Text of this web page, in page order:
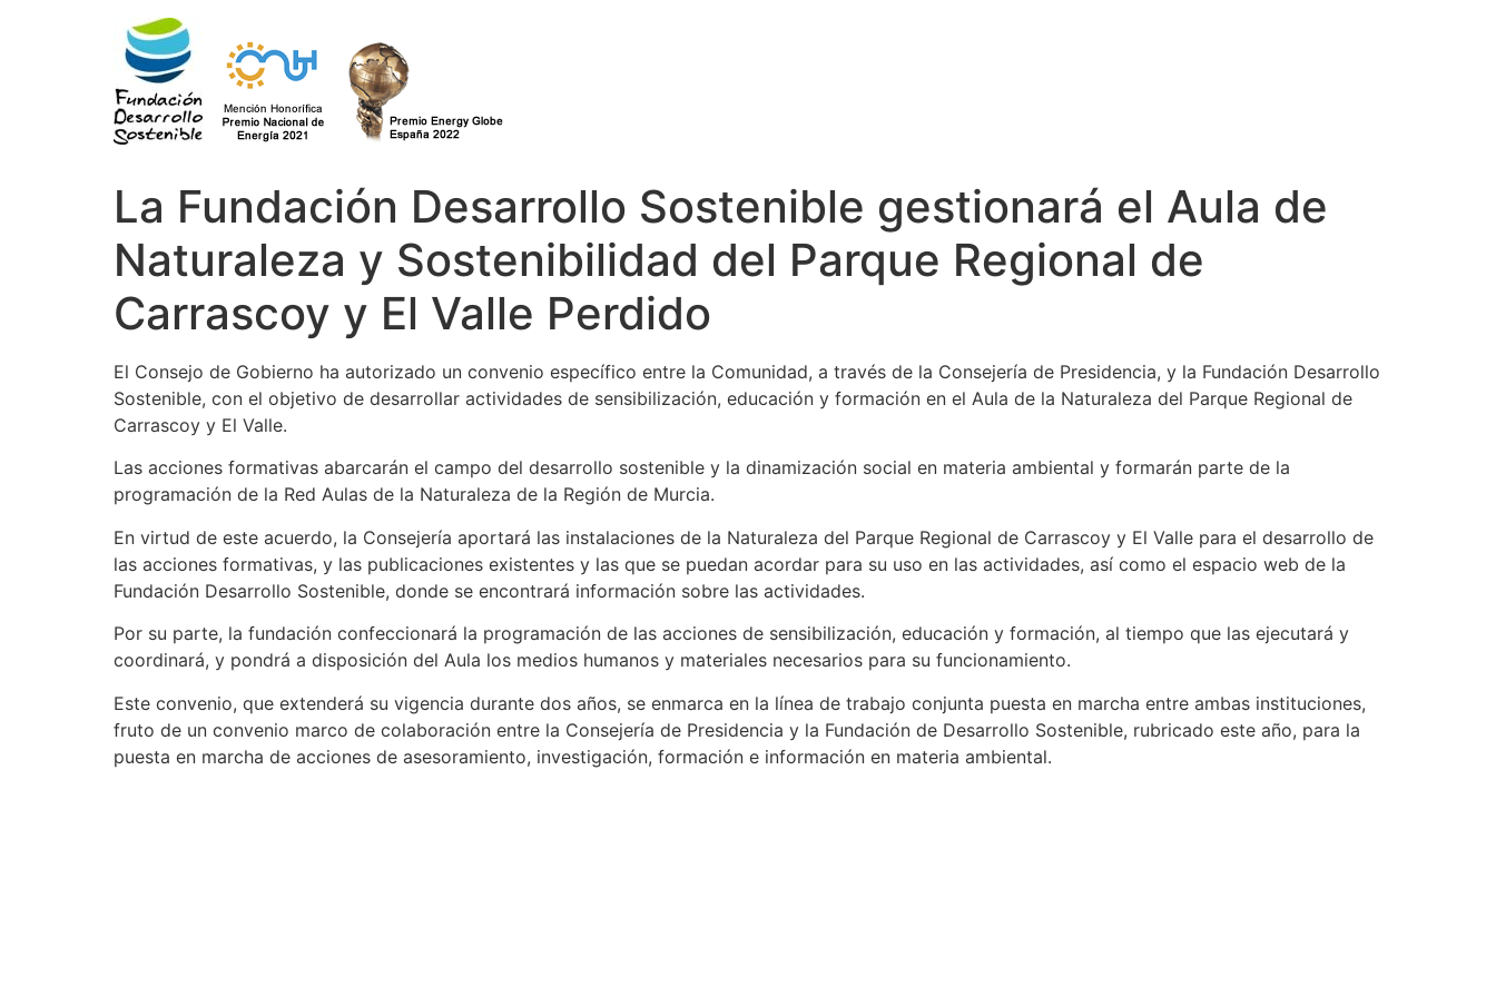
La Fundación Desarrollo Sostenible gestionará el Aula de
Naturaleza y Sostenibilidad del Parque Regional de
Carrascoy y El Valle Perdido
El Consejo de Gobierno ha autorizado un convenio específico entre la Comunidad, a través de la Consejería de Presidencia, y la Fundación Desarrollo
Sostenible, con el objetivo de desarrollar actividades de sensibilización, educación y formación en el Aula de la Naturaleza del Parque Regional de
Carrascoy y El Valle.
Las acciones formativas abarcarán el campo del desarrollo sostenible y la dinamización social en materia ambiental y formarán parte de la
programación de la Red Aulas de la Naturaleza de la Región de Murcia.
En virtud de este acuerdo, la Consejería aportará las instalaciones de la Naturaleza del Parque Regional de Carrascoy y El Valle para el desarrollo de
las acciones formativas, y las publicaciones existentes y las que se puedan acordar para su uso en las actividades, así como el espacio web de la
Fundación Desarrollo Sostenible, donde se encontrará información sobre las actividades.
Por su parte, la fundación confeccionará la programación de las acciones de sensibilización, educación y formación, al tiempo que las ejecutará y
coordinará, y pondrá a disposición del Aula los medios humanos y materiales necesarios para su funcionamiento.
Este convenio, que extenderá su vigencia durante dos años, se enmarca en la línea de trabajo conjunta puesta en marcha entre ambas instituciones,
fruto de un convenio marco de colaboración entre la Consejería de Presidencia y la Fundación de Desarrollo Sostenible, rubricado este año, para la
puesta en marcha de acciones de asesoramiento, investigación, formación e información en materia ambiental.